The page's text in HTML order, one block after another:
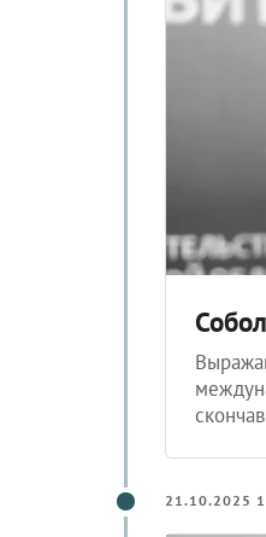
21.10.2025